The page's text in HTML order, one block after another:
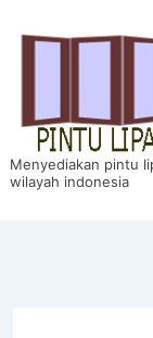
Menyediakan pintu
wilayah indonesia